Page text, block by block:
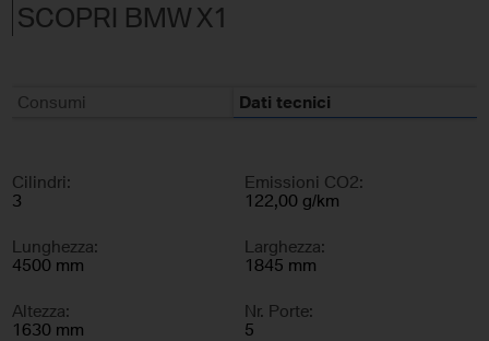
SCOPRI BMW X1
Consumi Dati tecnici
Cilindri:
3
Emissioni CO2:
122,00 g/km
Lunghezza:
4500 mm
Larghezza:
1845 mm
Altezza:
1630 mm
Nr. Porte:
5